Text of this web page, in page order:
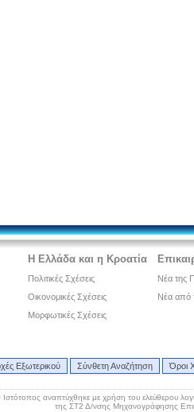
Η Ελλάδα και η Κροατία
Πολιτικές Σχέσεις
Οικονομικές Σχέσεις
Μορφωτικές Σχέσεις
Νέα της
Νέα από
Εξωτερικού Σύνθετη Αναζήτηση Όροι
αναπτύχθηκε με χρήση του ελεύθερου
της ΣΤ2 Δ/νσης Μηχανογράφησης